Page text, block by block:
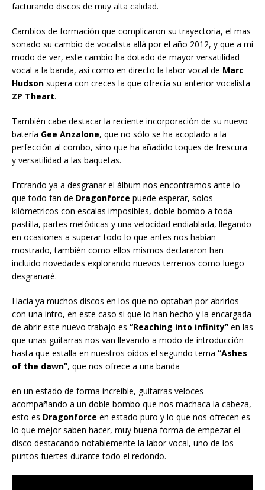
facturando discos de muy alta calidad.
Cambios de formación que complicaron su trayectoria, el mas
sonado su cambio de vocalista allá por el año 2012, y que a mi
modo de ver, este cambio ha dotado de mayor versatilidad
vocal a la banda, así como en directo la labor vocal de Marc
Hudson supera con creces la que ofrecía su anterior vocalista
ZP Theart.
También cabe destacar la reciente incorporación de su nuevo
batería Gee Anzalone, que no sólo se ha acoplado a la
perfección al combo, sino que ha añadido toques de frescura
y versatilidad a las baquetas.
Entrando ya a desgranar el álbum nos encontramos ante lo
que todo fan de Dragonforce puede esperar, solos
kilómetricos con escalas imposibles, doble bombo a toda
pastilla, partes melódicas y una velocidad endiablada, llegando
en ocasiones a superar todo lo que antes nos habían
mostrado, también como ellos mismos declararon han
incluido novedades explorando nuevos terrenos como luego
desgranaré.
Hacía ya muchos discos en los que no optaban por abrirlos
con una intro, en este caso si que lo han hecho y la encargada
de abrir este nuevo trabajo es “Reaching into infinity” en las
que unas guitarras nos van llevando a modo de introducción
hasta que estalla en nuestros oídos el segundo tema “Ashes
of the dawn”, que nos ofrece a una banda
en un estado de forma increíble, guitarras veloces
acompañando a un doble bombo que nos machaca la cabeza,
esto es Dragonforce en estado puro y lo que nos ofrecen es
lo que mejor saben hacer, muy buena forma de empezar el
disco destacando notablemente la labor vocal, uno de los
puntos fuertes durante todo el redondo.